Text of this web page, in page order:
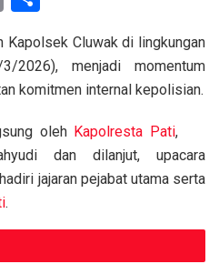
py
Li
k
ar
e
Kapolsek Cluwak di lingkungan
2026), menjadi momentum
komitmen internal kepolisian.
oleh Kapolresta Pati,
dan dilanjut, upacara
jajaran pejabat utama serta
.